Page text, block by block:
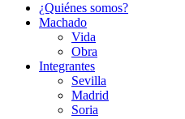
¿Quiénes somos?
Machado
Vida
Obra
Integrantes
Sevilla
Madrid
Soria